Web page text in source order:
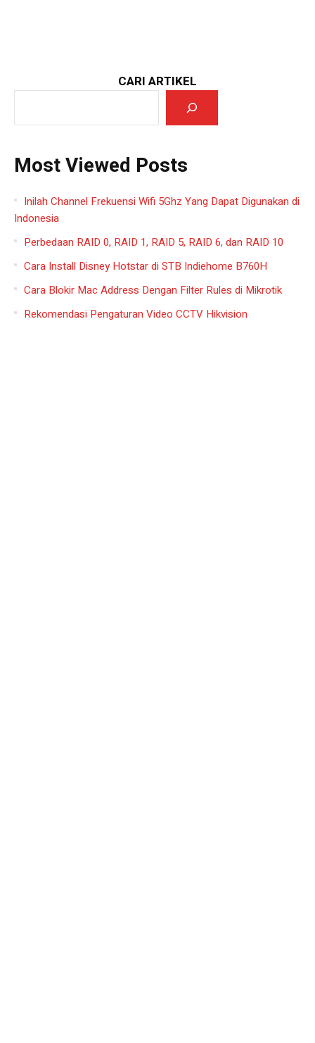
CARI ARTIKEL
Most Viewed Posts
Inilah Channel Frekuensi Wifi 5Ghz Yang Dapat Digunakan di
Indonesia
Perbedaan RAID 0, RAID 1, RAID 5, RAID 6, dan RAID 10
Cara Install Disney Hotstar di STB Indiehome B760H
Cara Blokir Mac Address Dengan Filter Rules di Mikrotik
Rekomendasi Pengaturan Video CCTV Hikvision